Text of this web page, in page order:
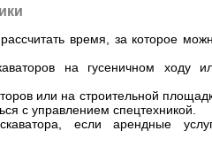
время, за которое
на гусеничном ходу
или на строительной
с управлением спецтехникой.
если арендные